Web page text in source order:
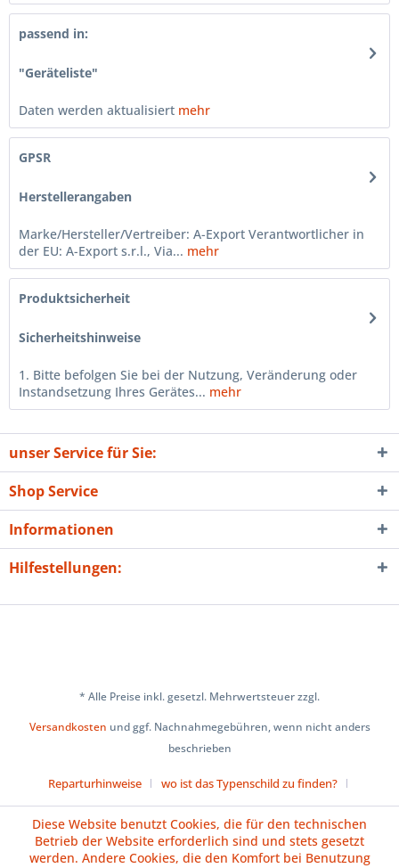
passend in:
"Geräteliste"
Daten werden aktualisiert mehr
GPSR
Herstellerangaben
Marke/Hersteller/Vertreiber: A-Export Verantwortlicher in
der EU: A-Export s.r.l., Via... mehr
Produktsicherheit
Sicherheitshinweise
1. Bitte befolgen Sie bei der Nutzung, Veränderung oder
Instandsetzung Ihres Gerätes... mehr
unser Service für Sie:
Shop Service
Informationen
Hilfestellungen:
* Alle Preise inkl. gesetzl. Mehrwertsteuer zzgl.
Versandkosten und ggf. Nachnahmegebühren, wenn nicht anders
beschrieben
Reparturhinweise
wo ist das Typenschild zu finden?
Versand und Zahlungsbedingungen
Impressum
AGB
Diese Website benutzt Cookies, die für den technischen
Betrieb der Website erforderlich sind und stets gesetzt
werden. Andere Cookies, die den Komfort bei Benutzung